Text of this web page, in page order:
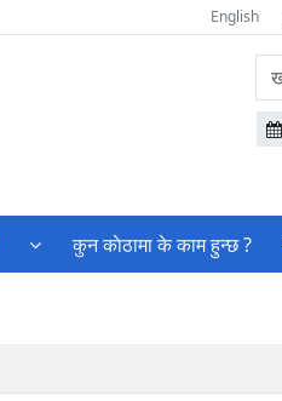
English
कुन काेठामा के काम हुन्छ ?